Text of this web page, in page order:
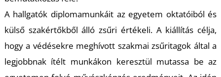
A hallgatók diplomamunkáit az egyetem oktatóiból és
külső szakértőkből álló zsűri értékeli. A kiállítás célja,
hogy a védésekre meghívott szakmai zsűritagok által a
legjobbnak ítélt munkákon keresztül mutassa be az